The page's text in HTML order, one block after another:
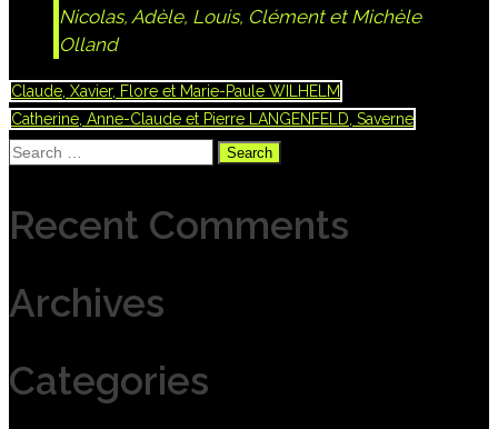
Nicolas, Adèle, Louis, Clément et Michèle
Olland
Claude, Xavier, Flore et Marie-Paule WILHELM
Catherine, Anne-Claude et Pierre LANGENFELD, Saverne
Search
Recent Comments
Archives
Categories